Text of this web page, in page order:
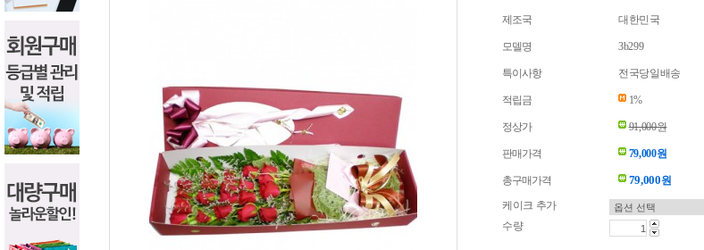
제조국 대한민국
모델명 3b299
특이사항 전국당일배송
적립금 1%
정상가 91,000원
판매가격 79,000원
총구매가격 79,000원
케이크 추가
수량